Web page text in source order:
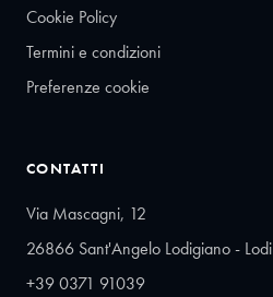
Cookie Policy
Termini e condizioni
Preferenze cookie
CONTATTI
Via Mascagni, 12
26866 Sant'Angelo Lodigiano - Lodi
+39 0371 91039